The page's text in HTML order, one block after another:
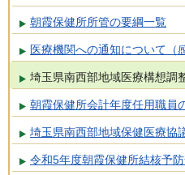
朝霞保健所所管の要綱一覧
医療機関への通知について（
埼玉県南西部地域医療構想調
朝霞保健所会計年度任用職員
埼玉県南西部地域保健医療協
令和5年度朝霞保健所結核予